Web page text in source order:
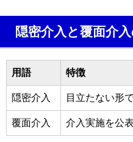
隠密介入と覆面介
用語 特徴
隠密介入 目立たない形
覆面介入 介入実施を公